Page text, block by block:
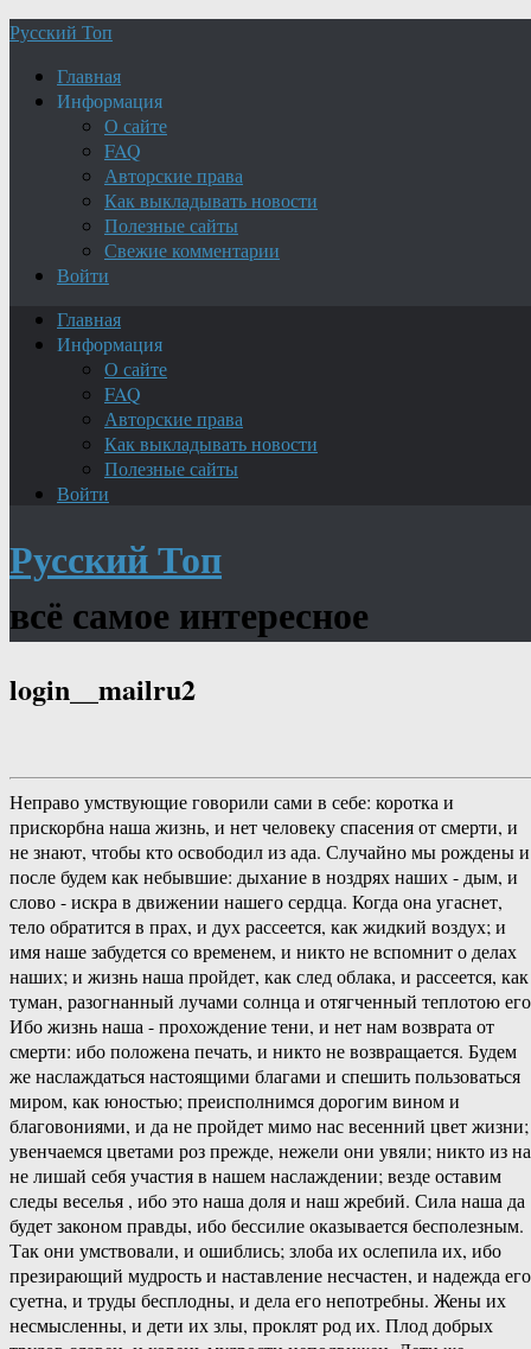
Русский Топ
Главная
Информация
О сайте
FAQ
Авторские права
Как выкладывать новости
Полезные сайты
Свежие комментарии
Войти
Главная
Информация
О сайте
FAQ
Авторские права
Как выкладывать новости
Полезные сайты
Войти
Русский Топ
всё самое интересное
login__mailru2
Неправо умствующие говорили сами в себе: коротка и
прискорбна наша жизнь, и нет человеку спасения от смерти, и
не знают, чтобы кто освободил из ада. Случайно мы рождены и
после будем как небывшие: дыхание в ноздрях наших - дым, и
слово - искра в движении нашего сердца. Когда она угаснет,
тело обратится в прах, и дух рассеется, как жидкий воздух; и
имя наше забудется со временем, и никто не вспомнит о делах
наших; и жизнь наша пройдет, как след облака, и рассеется, как
туман, разогнанный лучами солнца и отягченный теплотою
Ибо жизнь наша - прохождение тени, и нет нам возврата от
смерти: ибо положена печать, и никто не возвращается. Будем
же наслаждаться настоящими благами и спешить пользоваться
миром, как юностью; преисполнимся дорогим вином и
благовониями, и да не пройдет мимо нас весенний цвет жизни;
увенчаемся цветами роз прежде, нежели они увяли; никто из
не лишай себя участия в нашем наслаждении; везде оставим
следы веселья , ибо это наша доля и наш жребий. Сила наша да
будет законом правды, ибо бессилие оказывается бесполезным.
Так они умствовали, и ошиблись; злоба их ослепила их, ибо
презирающий мудрость и наставление несчастен, и надежда его
суетна, и труды бесплодны, и дела его непотребны. Жены их
несмысленны, и дети их злы, проклят род их. Плод добрых